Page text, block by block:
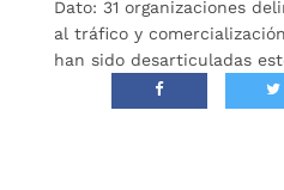
Dato: 31 organizaciones
al tráfico y
han sido desarticuladas